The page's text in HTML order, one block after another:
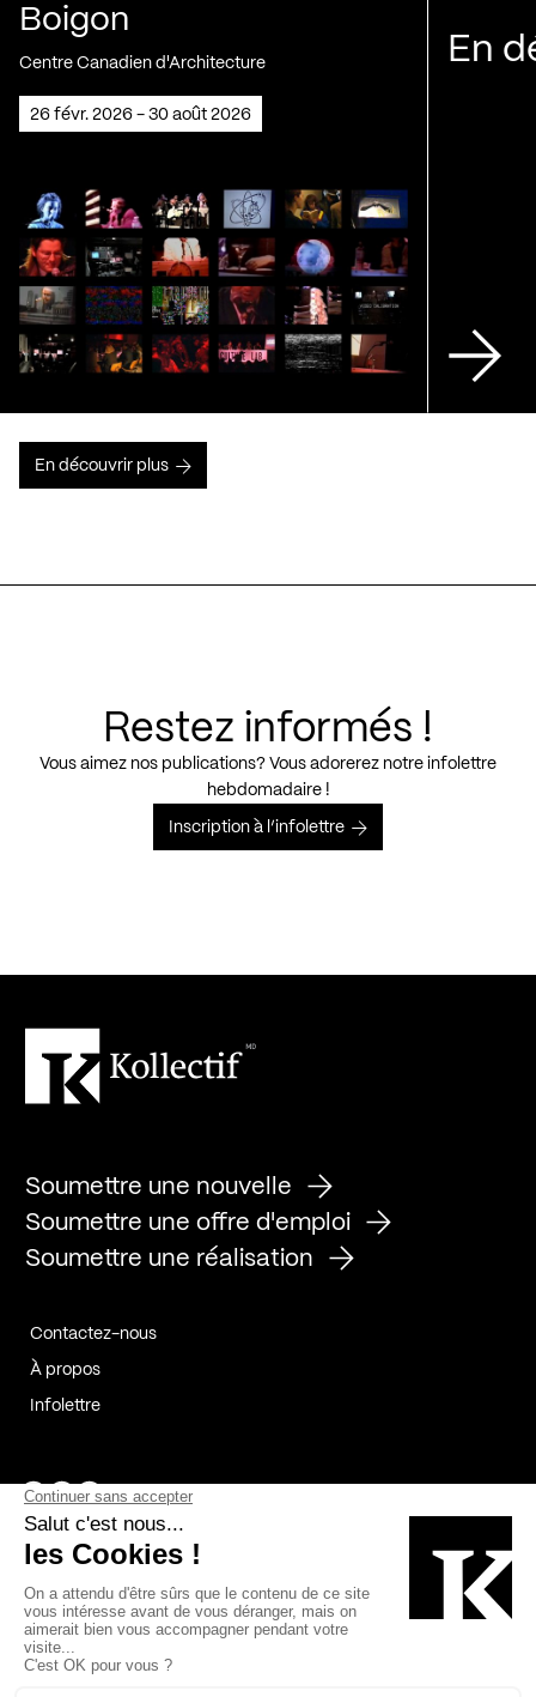
Boigon
Centre Canadien d'Architecture
26 févr. 2026 - 30 août 2026
En
En découvrir plus
Restez informés !
Vous aimez nos publications? Vous adorerez notre infolettre
hebdomadaire !
Inscription à l’infolettre
Soumettre une nouvelle
Soumettre une offre d'emploi
Soumettre une réalisation
Contactez-nous
À propos
Infolettre
Page Facebook de Kollectif
Page Instagram de Kollectif
Page Linkedin de Kollectif
Bâtiment-Durable-Québec-1
Esquisses-1IRAC-1